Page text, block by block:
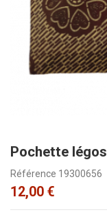
Pochette légos
Référence 19300656
12,00 €